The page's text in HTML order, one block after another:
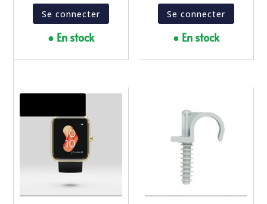
Se connecter
● En stock
Se connecter
● En stock